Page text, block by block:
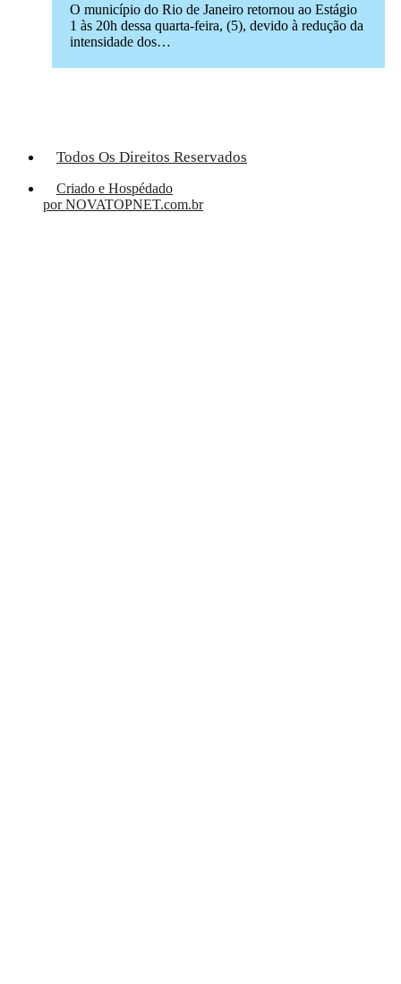
O município do Rio de Janeiro retornou ao Estágio
1 às 20h dessa quarta-feira, (5), devido à redução da
intensidade dos…
Todos Os Direitos Reservados
Criado e Hospédado
por NOVATOPNET.com.br